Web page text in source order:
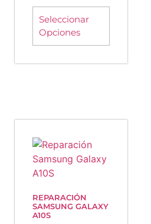
Seleccionar
Opciones
REPARACIÓN
SAMSUNG GALAXY
A10S